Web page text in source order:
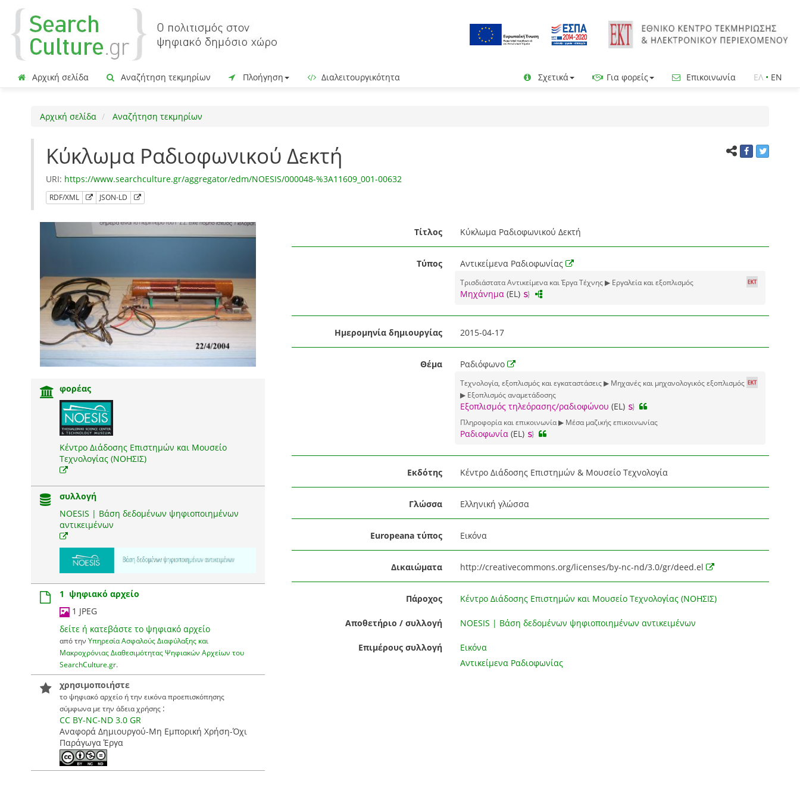
Αρχική σελίδα Αναζήτηση τεκμηρίων Πλοήγηση Διαλειτουργικότητα Σχετικά Για φορείς Επικοινωνία ΕΛ • EN
Αρχική σελίδα Αναζήτηση τεκμηρίων
Κύκλωμα Ραδιοφωνικού Δεκτή
URI: https://www.searchculture.gr/aggregator/edm/NOESIS/000048-%3A11609_001-00632
RDF/XML JSON-LD
φορέας
Κέντρο Διάδοσης Επιστημών και Μουσείο
Τεχνολογίας (ΝΟΗΣΙΣ)
συλλογή
NOESIS | Βάση δεδομένων ψηφιοποιημένων
αντικειμένων
1 ψηφιακό αρχείο
1 JPEG
δείτε ή κατεβάστε το ψηφιακό αρχείο
από την Υπηρεσία Ασφαλούς Διαφύλαξης και
Μακροχρόνιας Διαθεσιμότητας Ψηφιακών Αρχείων του
SearchCulture.gr.
χρησιμοποιήστε
το ψηφιακό αρχείο ή την εικόνα προεπισκόπησης
σύμφωνα με την άδεια χρήσης :
CC BY-NC-ND 3.0 GR
Αναφορά Δημιουργού-Μη Εμπορική Χρήση-Όχι
Παράγωγα Έργα
Τίτλος Κύκλωμα Ραδιοφωνικού Δεκτή
Τύπος Αντικείμενα Ραδιοφωνίας
Τρισδιάστατα Αντικείμενα και Έργα Τέχνης ▶ Εργαλεία και εξοπλισμός
Μηχάνημα(EL)
Ημερομηνία δημιουργίας 2015-04-17
Θέμα Ραδιόφωνο
Τεχνολογία, εξοπλισμός και εγκαταστάσεις ▶ Μηχανές και μηχανολογικός εξοπλισμός
▶ Εξοπλισμός αναμετάδοσης
Εξοπλισμός τηλεόρασης/ραδιοφώνου (EL)
Πληροφορία και επικοινωνία ▶ Μέσα μαζικής επικοινωνίας
Ραδιοφωνία(EL)
Εκδότης Κέντρο Διάδοσης Επιστημών & Μουσείο Τεχνολογία
Γλώσσα Ελληνική γλώσσα
Europeana τύπος Εικόνα
Δικαιώματα http://creativecommons.org/licenses/by-nc-nd/3.0/gr/deed.el
Πάροχος Κέντρο Διάδοσης Επιστημών και Μουσείο Τεχνολογίας (ΝΟΗΣΙΣ)
Αποθετήριο / συλλογή NOESIS | Βάση δεδομένων ψηφιοποιημένων αντικειμένων
Επιμέρους συλλογή
Εικόνα
Αντικείμενα Ραδιοφωνίας